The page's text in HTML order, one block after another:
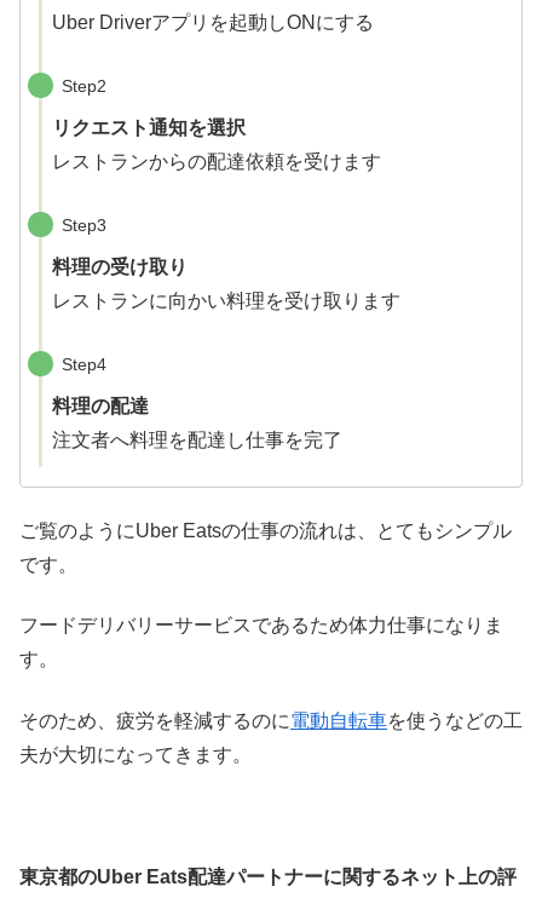
Uber Driverアプリを起動しONにする
Step2
リクエスト通知を選択
レストランからの配達依頼を受けます
Step3
料理の受け取り
レストランに向かい料理を受け取ります
Step4
料理の配達
注文者へ料理を配達し仕事を完了
ご覧のようにUber Eatsの仕事の流れは、とてもシンプル
です。
フードデリバリーサービスであるため体力仕事になりま
す。
そのため、疲労を軽減するのに電動自転車を使うなどの工
夫が大切になってきます。
東京都のUber Eats配達パートナーに関するネット上の評